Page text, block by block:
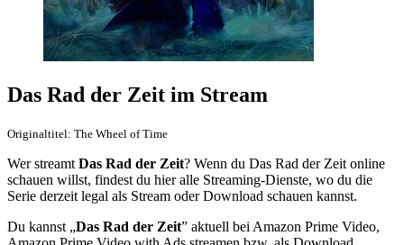
Das Rad der Zeit im Stream
Originaltitel: The Wheel of Time
Wer streamt Das Rad der Zeit? Wenn du Das Rad der Zeit online
schauen willst, findest du hier alle Streaming-Dienste, wo du die
Serie derzeit legal als Stream oder Download schauen kannst.
Du kannst „Das Rad der Zeit” aktuell bei Amazon Prime Video,